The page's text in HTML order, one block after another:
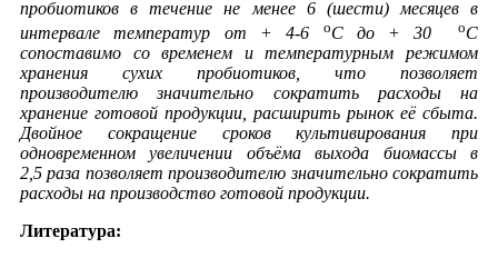
пробиотиков в течение не менее 6 (шести) месяцев в
интервале температур от + 4-6 оС до + 30 оС
сопоставимо со временем и температурным режимом
хранения сухих пробиотиков, что позволяет
производителю значительно сократить расходы на
хранение готовой продукции, расширить рынок её сбыта.
Двойное сокращение сроков культивирования при
одновременном увеличении объёма выхода биомассы в
2,5 раза позволяет производителю значительно сократить
расходы на производство готовой продукции.
Литература: